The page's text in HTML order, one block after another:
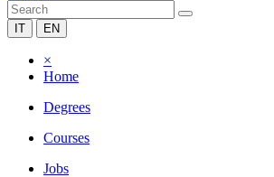
IT EN
×
Home
Degrees
Courses
Jobs